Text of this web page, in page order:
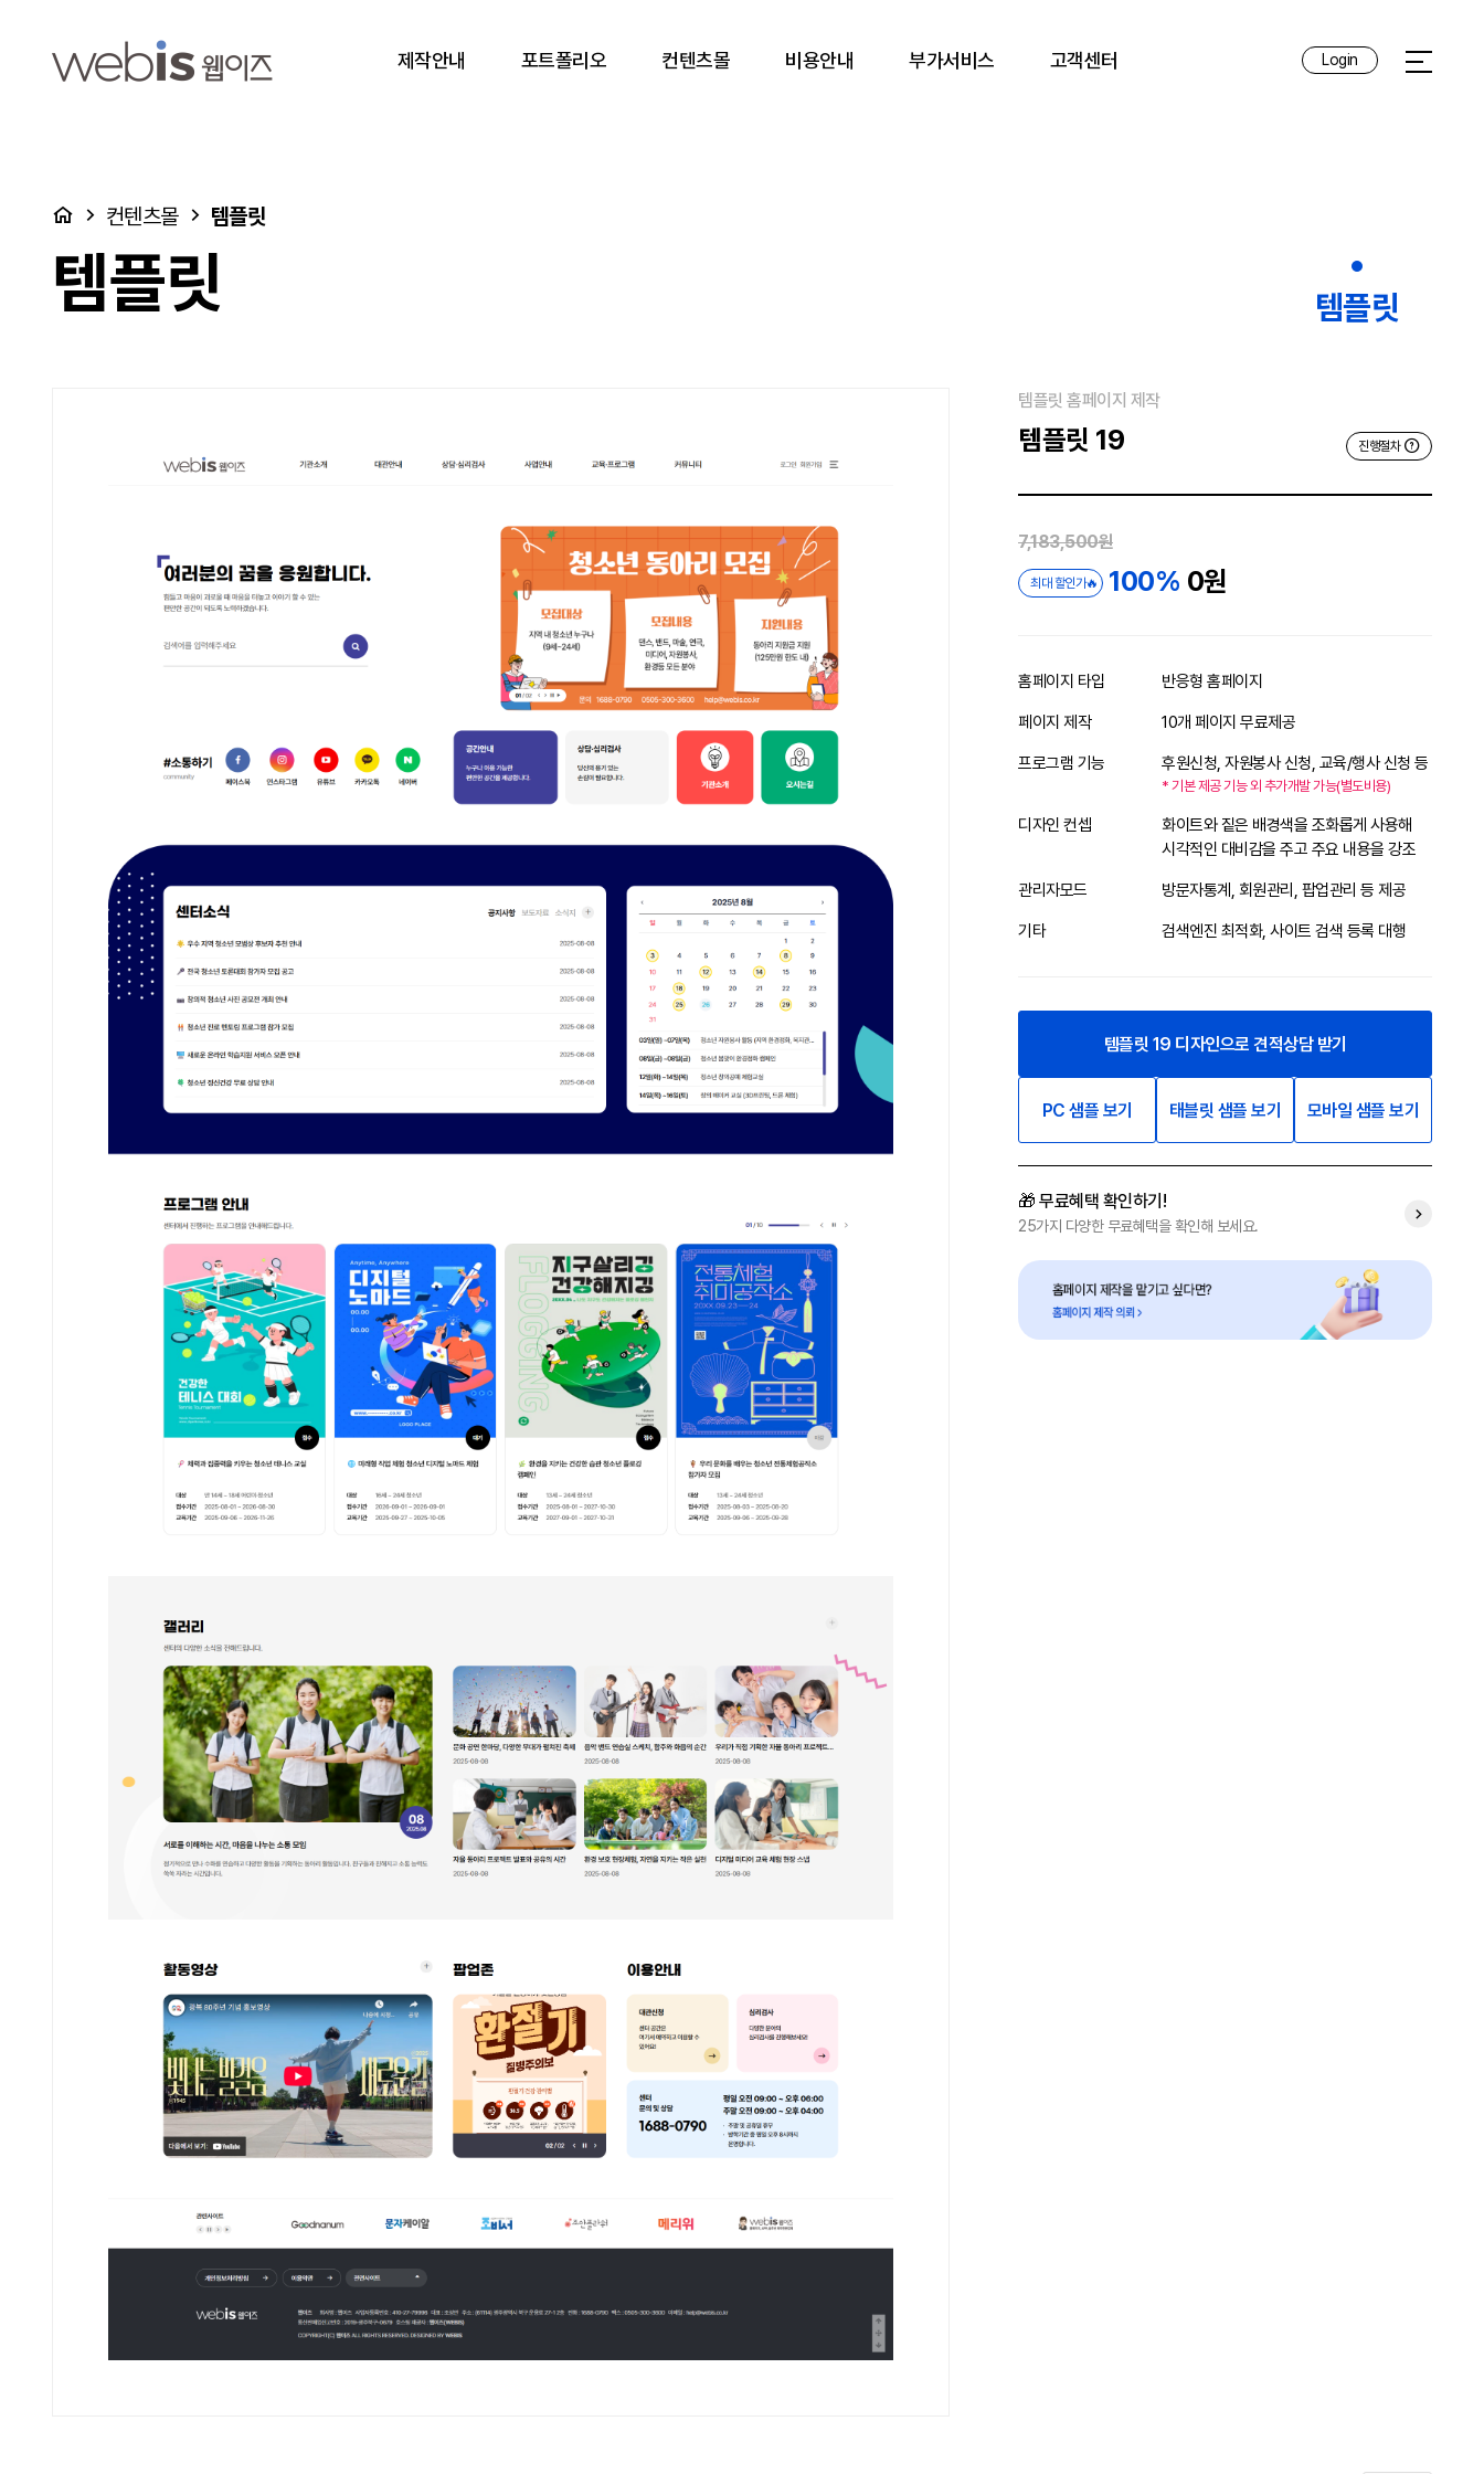
제작안내 포트폴리오 컨텐츠몰 비용안내 부가서비스 고객센터 Login
전체메뉴
처음으로
컨텐츠몰 템플릿
템플릿 템플릿
템플릿 홈페이지 제작
템플릿 19 진행절차
7,183,500원
최대 할인가🔥 100% 0원
홈페이지 타입 반응형 홈페이지
페이지 제작 10개 페이지 무료제공
프로그램 기능 후원신청, 자원봉사 신청, 교육/행사 신청 등
* 기본 제공 기능 외 추가개발 가능(별도비용)
디자인 컨셉
화이트와 짙은 배경색을 조화롭게 사용해
시각적인 대비감을 주고 주요 내용을 강조
관리자모드 방문자통계, 회원관리, 팝업관리 등 제공
기타 검색엔진 최적화, 사이트 검색 등록 대행
템플릿 19 디자인으로 견적상담 받기
PC 샘플 보기 태블릿 샘플 보기 모바일 샘플 보기
🎁 무료혜택 확인하기!
25가지 다양한 무료혜택을 확인해 보세요.